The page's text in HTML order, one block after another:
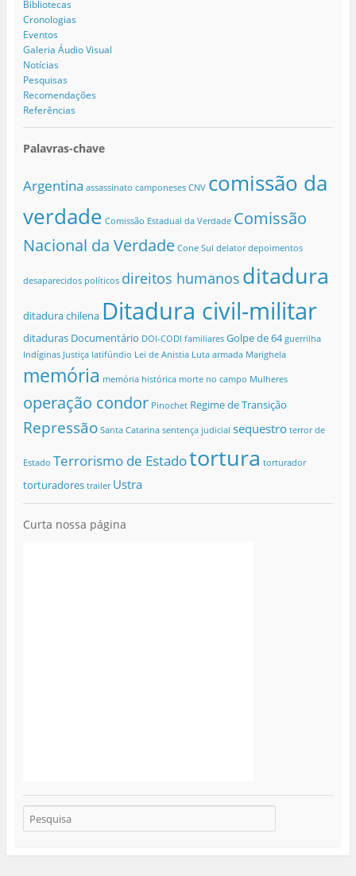
Bibliotecas
Cronologias
Eventos
Galeria Áudio Visual
Notícias
Pesquisas
Recomendações
Referências
Palavras-chave
Argentina assassinato camponeses CNV comissão da
verdade Comissão Estadual da Verdade Comissão
Nacional da Verdade Cone Sul delator depoimentos
desaparecidos políticos direitos humanos ditadura
ditadura chilena Ditadura civil-militar
ditaduras Documentário DOI-CODI familiares Golpe de 64 guerrilha
Indíginas Justiça latifúndio Lei de Anistia Luta armada Marighela
memória memória histórica morte no campo Mulheres
operação condor Pinochet Regime de Transição
Repressão Santa Catarina sentença judicial sequestro terror de
Estado Terrorismo de Estadotortura torturador
torturadores trailer Ustra
Curta nossa página